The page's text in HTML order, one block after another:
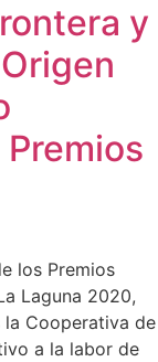
y
los Premios
Laguna 2020,
Cooperativa de
a la labor de